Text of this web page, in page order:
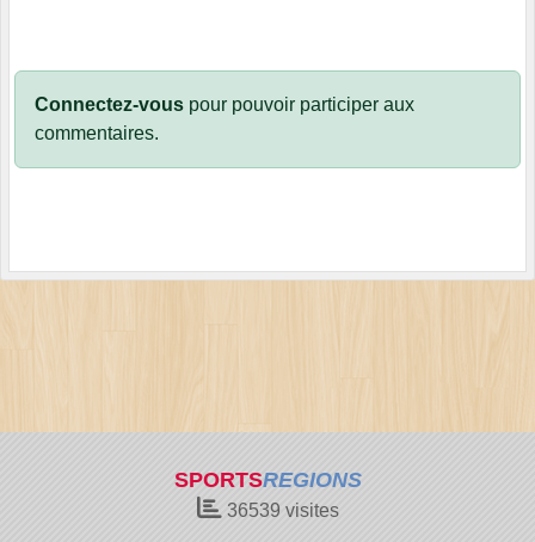
Connectez-vous pour pouvoir participer aux
commentaires.
SPORTSREGIONS
36539 visites